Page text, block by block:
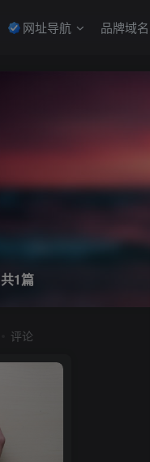
网址导航 品牌域名
共1篇
评论